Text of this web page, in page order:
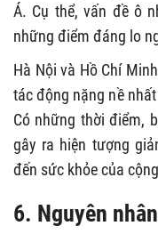
Á. Cụ thể, vấn đề ô
những điểm đáng lo
Hà Nội và Hồ Chí
tác động nặng nề
Có những thời điểm,
gây ra hiện tượng
đến sức khỏe của
6. Nguyên